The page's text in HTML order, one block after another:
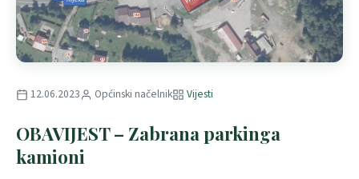
12.06.2023 Općinski načelnik Vijesti
OBAVIJEST – Zabrana parkinga
kamioni